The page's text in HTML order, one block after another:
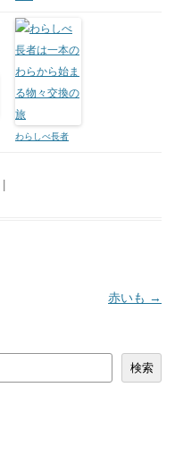
わらしべ長者
赤いも →
検索